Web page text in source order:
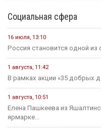
Социальная сфера
16 июля, 13:10
Россия становится одной
1 августа, 11:42
В рамках акции «35 добрых
1 августа, 10:51
Елена Пашкеева из
ярмарке...